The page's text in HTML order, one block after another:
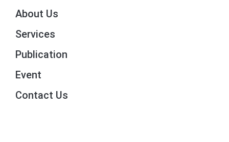
About Us
Services
Publication
Event
Contact Us